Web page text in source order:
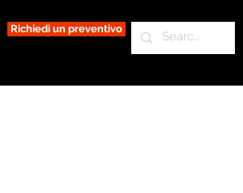
Richiedi un preventivo